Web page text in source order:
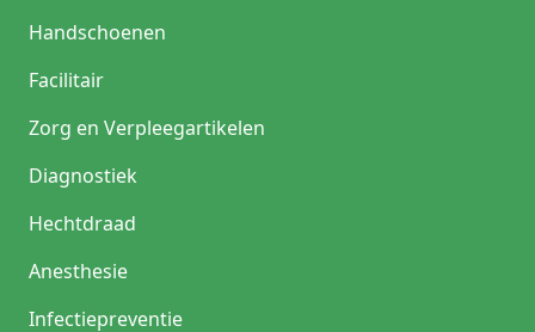
Handschoenen
Facilitair
Zorg en Verpleegartikelen
Diagnostiek
Hechtdraad
Anesthesie
Infectiepreventie